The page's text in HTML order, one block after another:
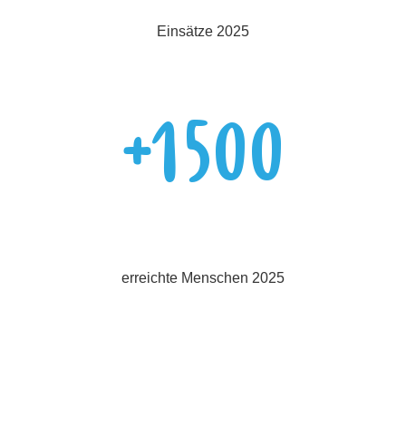
Einsätze 2025
+1500
erreichte Menschen 2025